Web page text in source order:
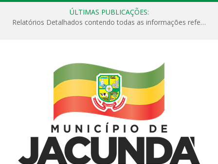
ÚLTIMAS PUBLICAÇÕES:
Relatórios Detalhados contendo todas as informações referentes a execução de recursos destinados ao fomento de projetos culturais no Município de Jacundá entre os anos de 2022 ao presente ano de 2026.